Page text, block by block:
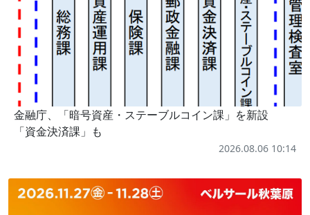
金融庁、「暗号資産・ステーブルコイン課」を新設
「資金決済課」も
2026.08.06 10:14